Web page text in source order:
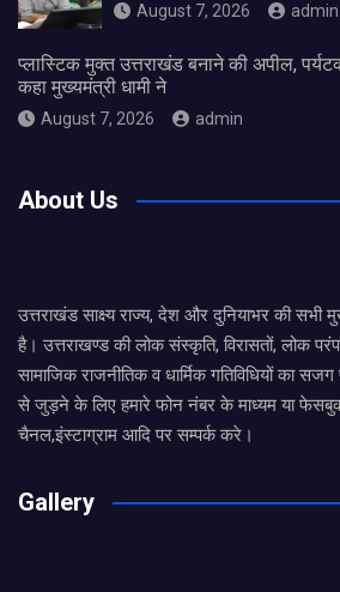
August 7, 2026 admin
प्लास्टिक मुक्त उत्तराखंड बनाने की अपील,
कहा मुख्यमंत्री धामी ने
August 7, 2026 admin
About Us
उत्तराखंड साक्ष्य राज्य, देश और दुनियाभर की सभी
है। उत्तराखण्ड की लोक संस्कृति, विरासतों, लोक
सामाजिक राजनीतिक व धार्मिक गतिविधियों का
से जुड़ने के लिए हमारे फोन नंबर के माध्यम या
चैनल,इंस्टाग्राम आदि पर सम्पर्क करे।
Gallery